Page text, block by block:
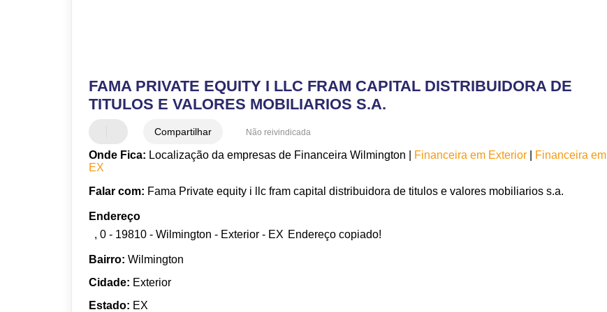
FAMA PRIVATE EQUITY I LLC FRAM CAPITAL DISTRIBUIDORA DE
TITULOS E VALORES MOBILIARIOS S.A.
Compartilhar Não reivindicada
Onde Fica: Localização da empresas de Financeira Wilmington | Financeira em Exterior
Financeira em
EX
Falar com: Fama Private equity i llc fram capital distribuidora de titulos e valores mobiliarios s.a.
Endereço
, 0 - 19810 - Wilmington - Exterior - EX Endereço copiado!
Bairro: Wilmington
Cidade: Exterior
Estado: EX